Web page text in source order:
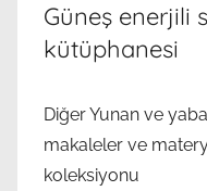
Güneş enerjili
kütüphanesi
Diğer Yunan ve
makaleler ve
koleksiyonu